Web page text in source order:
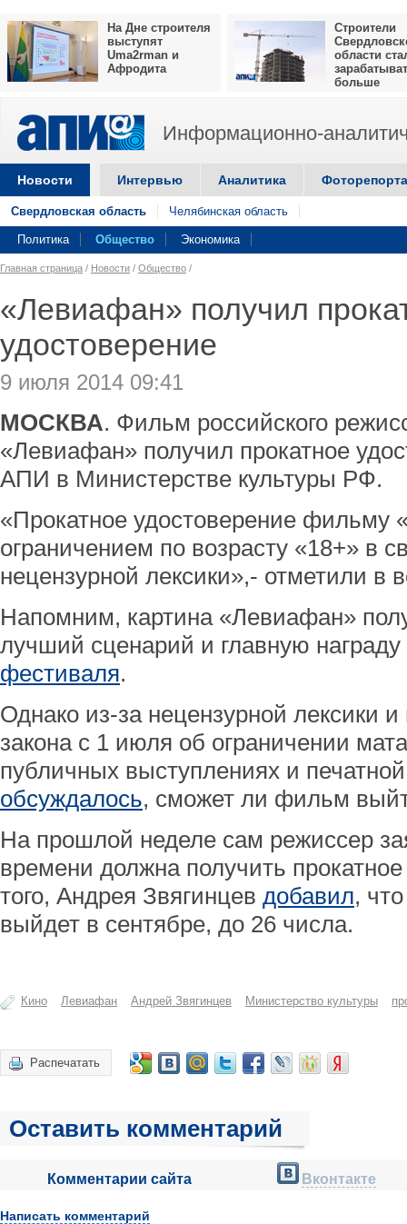
На Дне строителя
выступят
Uma2rman и
Афродита
Строители
области
больше
Информационно-
Новости Интервью Аналитика
Свердловская область Челябинская область
Политика Общество Экономика
Главная страница / Новости / Общество /
«Левиафан» получил
удостоверение
9 июля 2014 09:41
МОСКВА. Фильм российского
«Левиафан» получил прокатное
АПИ в Министерстве культуры РФ.
«Прокатное удостоверение фильму
ограничением по возрасту «18+» в
нецензурной лексики»,- отметили в
Напомним, картина «Левиафан»
лучший сценарий и главную награду
фестиваля.
Однако из-за нецензурной лексики
закона с 1 июля об ограничении
публичных выступлениях и
обсуждалось, сможет ли фильм
На прошлой неделе сам режиссер
времени должна получить
того, Андрея Звягинцев добавил,
выйдет в сентябре, до 26 числа.
Кино Левиафан Андрей Звягинцев Министерство культуры
Распечатать
Оставить комментарий
Комментарии сайта Вконтакте
Написать комментарий